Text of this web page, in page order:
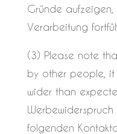
Gründe
Verarbeitung
(3) Please note
by other people,
wider than
Werbewiderspruch
folgenden